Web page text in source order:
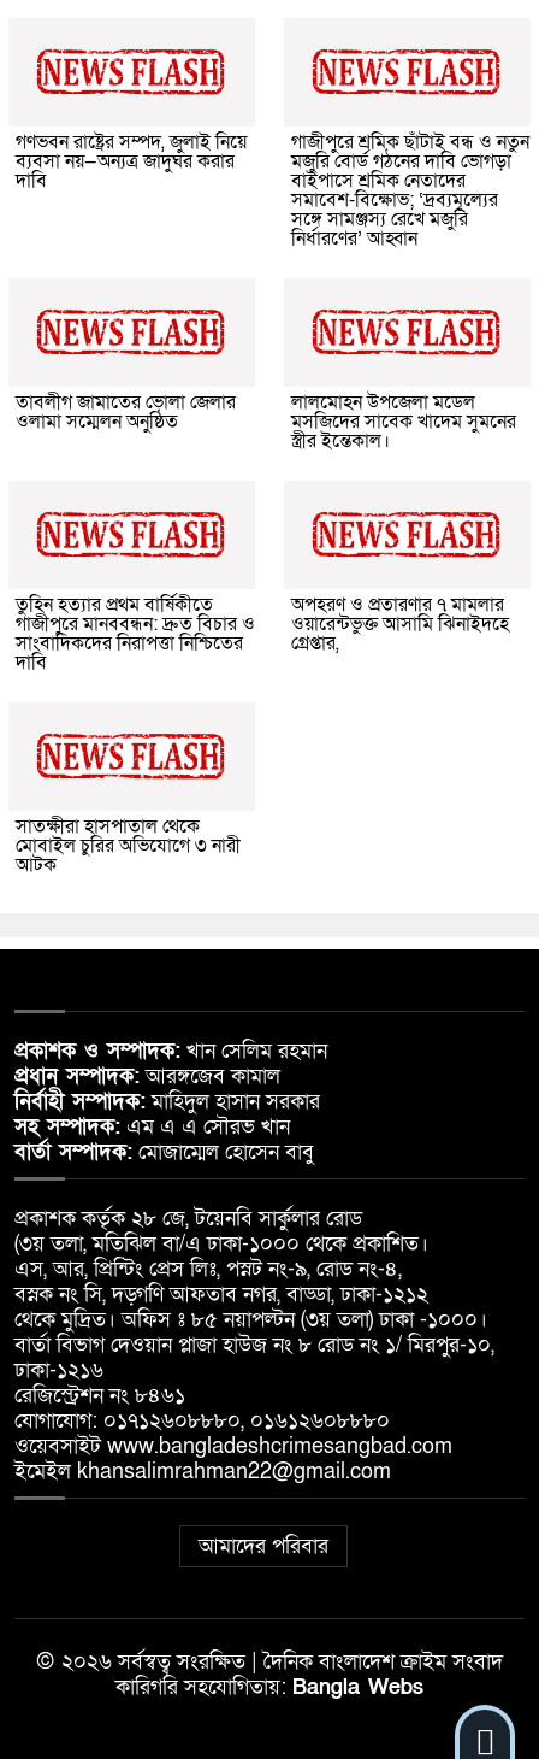
গণভবন রাষ্ট্রের সম্পদ, জুলাই নিয়ে
ব্যবসা নয়—অন্যত্র জাদুঘর করার
দাবি
গাজীপুরে শ্রমিক ছাঁটাই বন্ধ ও নতুন
মজুরি বোর্ড গঠনের দাবি ভোগড়া
বাইপাসে শ্রমিক নেতাদের
সমাবেশ-বিক্ষোভ; ‘দ্রব্যমূল্যের
সঙ্গে সামঞ্জস্য রেখে মজুরি
নির্ধারণের’ আহ্বান
তাবলীগ জামাতের ভোলা জেলার
ওলামা সম্মেলন অনুষ্ঠিত
লালমোহন উপজেলা মডেল
মসজিদের সাবেক খাদেম সুমনের
স্ত্রীর ইন্তেকাল।
তুহিন হত্যার প্রথম বার্ষিকীতে
গাজীপুরে মানববন্ধন: দ্রুত বিচার ও
সাংবাদিকদের নিরাপত্তা নিশ্চিতের
দাবি
অপহরণ ও প্রতারণার ৭ মামলার
ওয়ারেন্টভুক্ত আসামি ঝিনাইদহে
গ্রেপ্তার,
সাতক্ষীরা হাসপাতাল থেকে
মোবাইল চুরির অভিযোগে ৩ নারী
আটক
প্রকাশক ও সম্পাদক: খান সেলিম রহমান
প্রধান সম্পাদক:আরঙ্গজেব কামাল
নির্বাহী সম্পাদক:মাহিদুল হাসান সরকার
সহ সম্পাদক: এম এ এ সৌরভ খান
বার্তা সম্পাদক: মোজাম্মেল হোসেন বাবু
প্রকাশক কর্তৃক ২৮ জে, টয়েনবি সার্কুলার রোড
(৩য় তলা, মতিঝিল বা/এ ঢাকা-১০০০ থেকে প্রকাশিত।
এস, আর, প্রিন্টিং প্রেস লিঃ, পস্নট নং-৯, রোড নং-৪,
বস্নক নং সি, দড়্গণি আফতাব নগর, বাড্ডা, ঢাকা-১২১২
থেকে মুদ্রিত। অফিস ঃ ৮৫ নয়াপল্টন (৩য় তলা) ঢাকা -১০০০।
বার্তা বিভাগ দেওয়ান প্লাজা হাউজ নং ৮ রোড নং ১/ মিরপুর-১০,
ঢাকা-১২১৬
রেজিস্ট্রেশন নং ৮৪৬১
যোগাযোগ: ০১৭১২৬০৮৮৮০, ০১৬১২৬০৮৮৮০
ওয়েবসাইট www.bangladeshcrimesangbad.com
ইমেইল khansalimrahman22@gmail.com
আমাদের পরিবার
© ২০২৬ সর্বস্বত্ব সংরক্ষিত | দৈনিক বাংলাদেশ ক্রাইম সংবাদ
কারিগরি সহযোগিতায়: Bangla Webs